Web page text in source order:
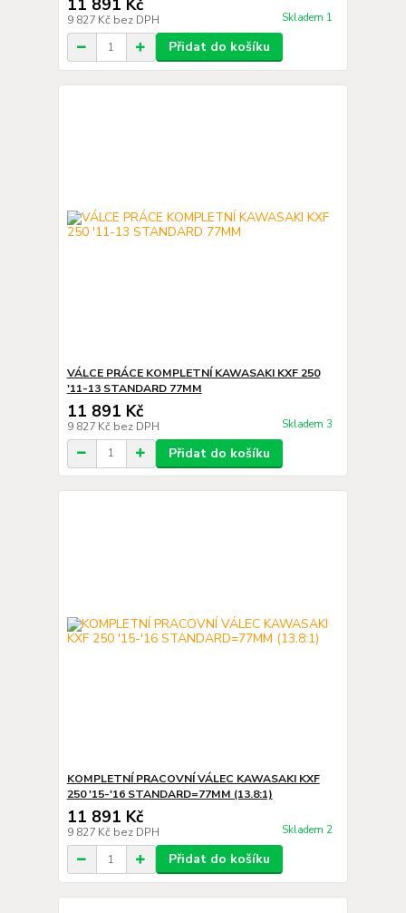
11 891 Kč
9 827 Kč bez DPH Skladem 1
Přidat do košíku
VÁLCE PRÁCE KOMPLETNÍ KAWASAKI KXF 250
'11-13 STANDARD 77MM
11 891 Kč
9 827 Kč bez DPH Skladem 3
Přidat do košíku
KOMPLETNÍ PRACOVNÍ VÁLEC KAWASAKI KXF
250 '15-'16 STANDARD=77MM (13.8:1)
11 891 Kč
9 827 Kč bez DPH Skladem 2
Přidat do košíku